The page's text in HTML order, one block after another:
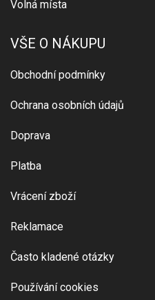
Volná místa
VŠE O NÁKUPU
Obchodní podmínky
Ochrana osobních údajů
Doprava
Platba
Vrácení zboží
Reklamace
Často kladené otázky
Používání cookies